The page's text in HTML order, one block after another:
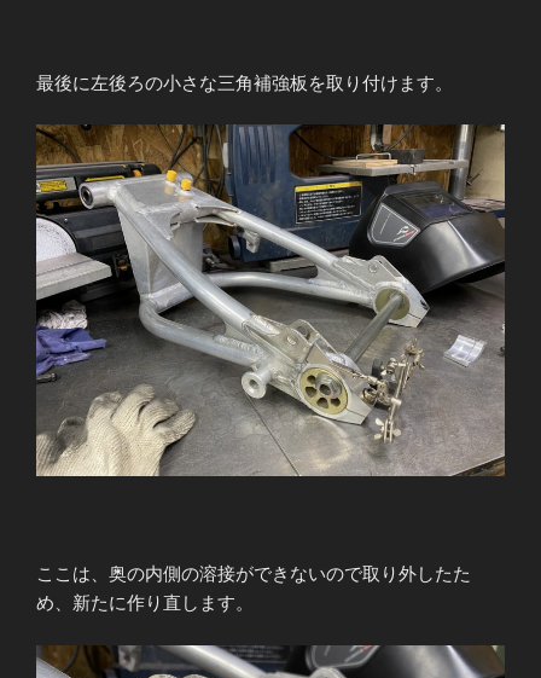
修
の
最後に左後ろの小さな三角補強板を取り付けます。
ここは、奥の内側の溶接ができないので取り外したた
め、新たに作り直します。